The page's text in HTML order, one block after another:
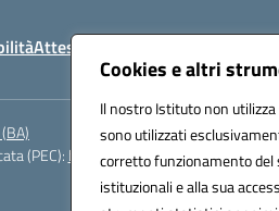
Cookies e altri
Il nostro Istituto non
sono utilizzati
corretto funzionamento del
istituzionali e alla sua
Attestazione OIV
(PEC): batf26000r@pec.istruzione.it